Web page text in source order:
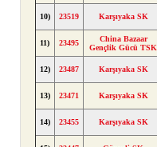
10) 23519 Karşıyaka SK
11) 23495
China Bazaar
Gençlik Gücü TSK
12) 23487 Karşıyaka SK
13) 23471 Karşıyaka SK
14) 23455 Karşıyaka SK